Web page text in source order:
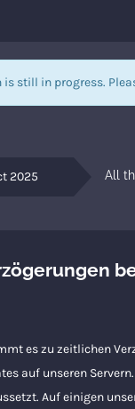
still in progress.
2025 All
es zu zeitlichen
auf unseren
Auf einigen